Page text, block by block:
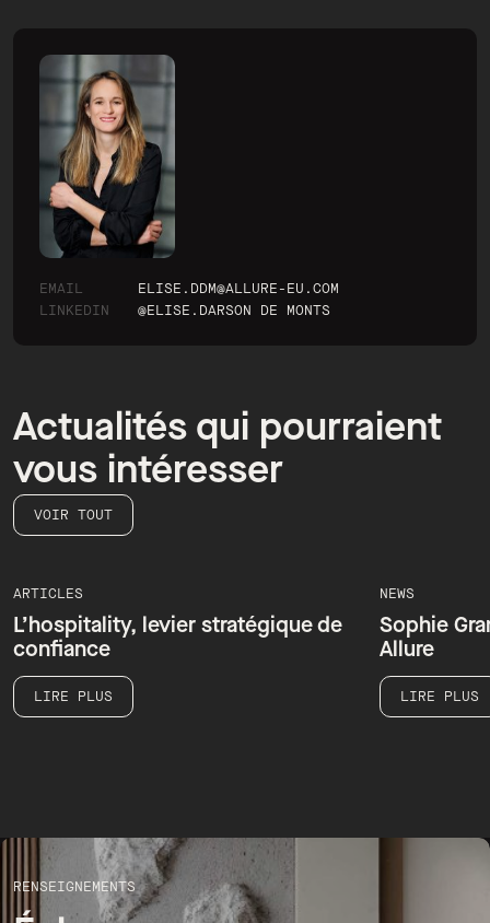
EMAIL
ELISE.DDM@ALLURE-EU.COM
LINKEDIN
@ELISE.DARSON DE MONTS
Actualités qui pourraient
vous intéresser
VOIR TOUT
NEWS
Sophie Grandperrin has joined
Allure
LIRE PLUS
NEWS
Sommet
Berlin
LIRE PLUS
RENSEIGNEMENTS